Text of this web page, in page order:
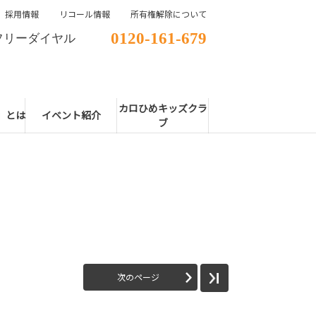
リーダイヤル 0120-161-679
とは イベント紹介
カロひめキッズクラ
ブ
採用情報 リコール情報 所有権解除について
次のページ